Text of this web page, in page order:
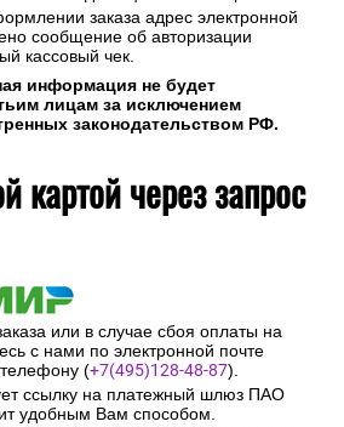
заказа адрес электронной
сообщение об авторизации
кассовый чек.
информация не будет
лицам за исключением
законодательством РФ.
картой через запрос
или в случае сбоя оплаты на
с нами по электронной почте
(+7(495)128-48-87).
ссылку на платежный шлюз ПАО
удобным Вам способом.